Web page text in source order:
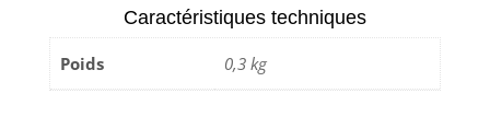
-1
pelote
Caractéristiques techniques
Poids 0,3 kg